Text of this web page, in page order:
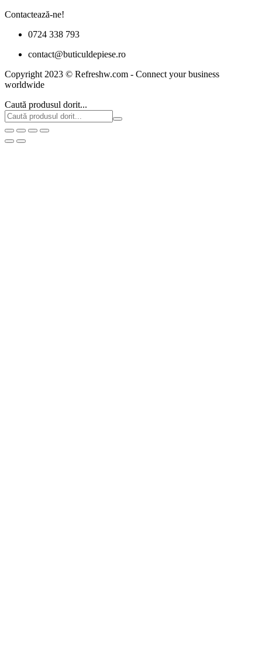
Contactează-ne!
0724 338 793
contact@buticuldepiese.ro
Copyright 2023 © Refreshw.com - Connect your business
worldwide
Caută produsul dorit...